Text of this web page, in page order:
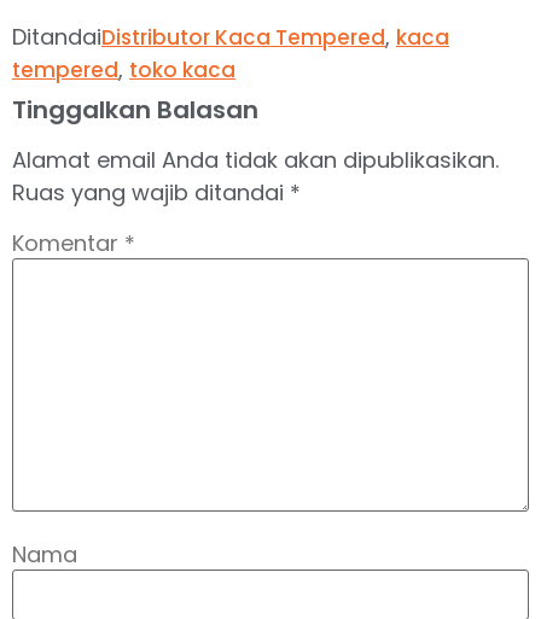
DitandaiDistributor Kaca Tempered, kaca
tempered, toko kaca
Tinggalkan Balasan
Alamat email Anda tidak akan dipublikasikan.
Ruas yang wajib ditandai *
Komentar *
Nama